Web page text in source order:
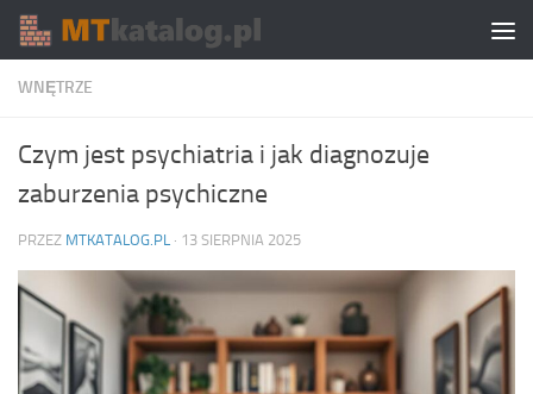
Skip to content
WNĘTRZE
Czym jest psychiatria i jak diagnozuje
zaburzenia psychiczne
PRZEZ MTKATALOG.PL · 13 SIERPNIA 2025